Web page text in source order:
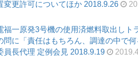
変更許可についてほか 2018.9.26
福一原発3号機の使用済燃料取出しト
問に「責任はもちろん、調達の中で
員長代理 定例会見 2018.9.19